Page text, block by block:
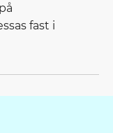
fast i